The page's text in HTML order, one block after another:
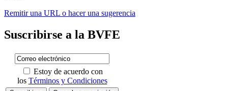
Remitir una URL o hacer una sugerencia
Suscribirse a la BVFE
Estoy de acuerdo con
los Términos y Condiciones